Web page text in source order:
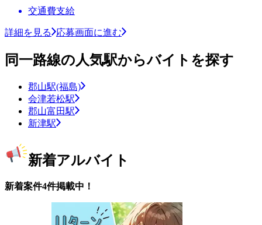
交通費支給
詳細を見る 応募画面に進む
同一路線の人気駅からバイトを探す
郡山駅(福島)
会津若松駅
郡山富田駅
新津駅
新着アルバイト
新着案件4件掲載中！